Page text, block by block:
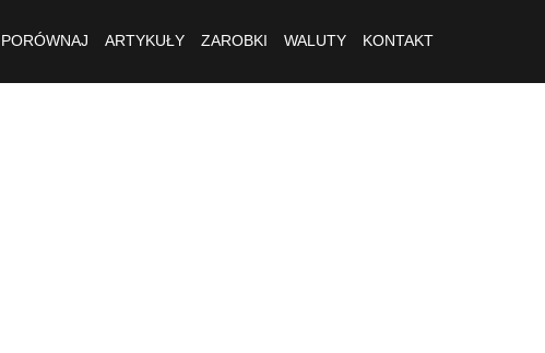
PORÓWNAJ ARTYKUŁY ZAROBKI WALUTY KONTAKT